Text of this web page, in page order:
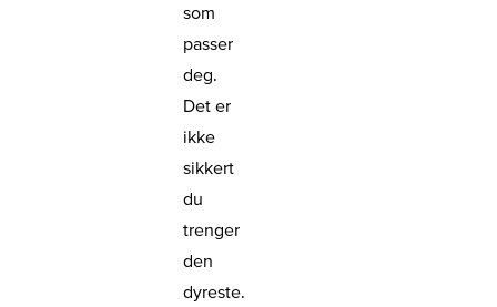
som
passer
deg.
Det er
ikke
sikkert
du
trenger
den
dyreste.